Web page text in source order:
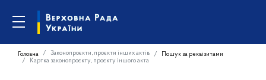
Головна Законопроєкти, проєкти інших актів
Пошук за реквізитами
Картка законопроєкту, проєкту іншого акта